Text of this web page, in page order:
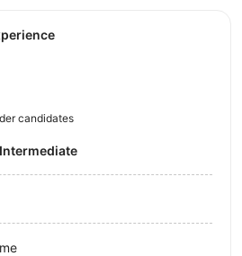
candidates
Intermediate